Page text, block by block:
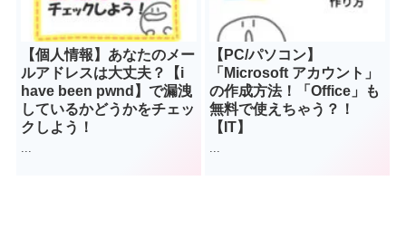
【個人情報】あなたのメー
ルアドレスは大丈夫？【i
have been pwnd】で漏洩
しているかどうかをチェッ
クしよう！
【PC/パソコン】
「Microsoft アカウント」
の作成方法！「Office」も
無料で使えちゃう？！
【IT】